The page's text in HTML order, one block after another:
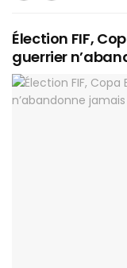
Élection FIF,
guerrier